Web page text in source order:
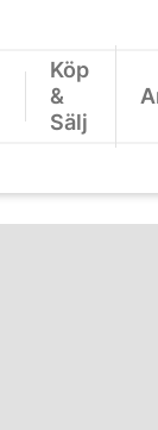
Köp
&
Sälj